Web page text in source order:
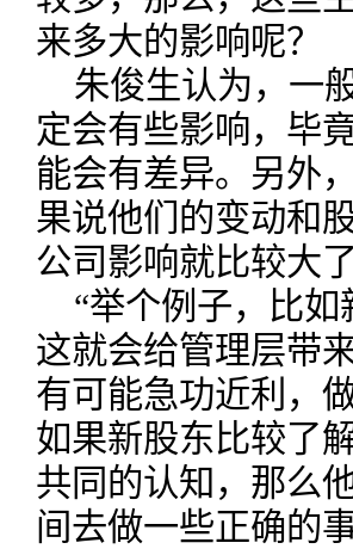
来多大的影响呢？
朱俊生认为，一
定会有些影响，毕
能会有差异。另外
果说他们的变动和
公司影响就比较大了
“举个例子，比
这就会给管理层带
有可能急功近利，
如果新股东比较了
共同的认知，那么
间去做一些正确的